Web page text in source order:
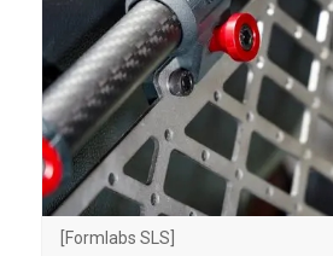
Formlabs SLS